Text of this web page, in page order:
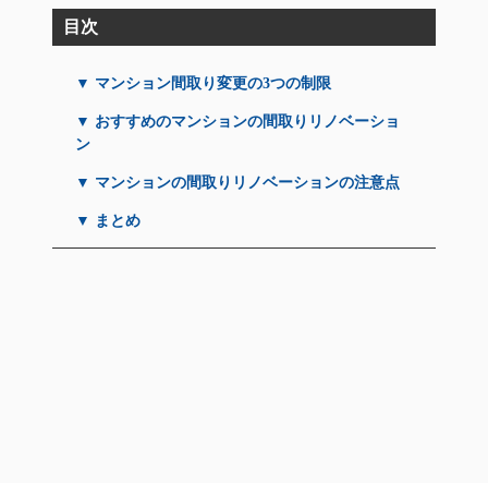
目次
▼ マンション間取り変更の3つの制限
▼ おすすめのマンションの間取りリノベーショ
ン
▼ マンションの間取りリノベーションの注意点
▼ まとめ